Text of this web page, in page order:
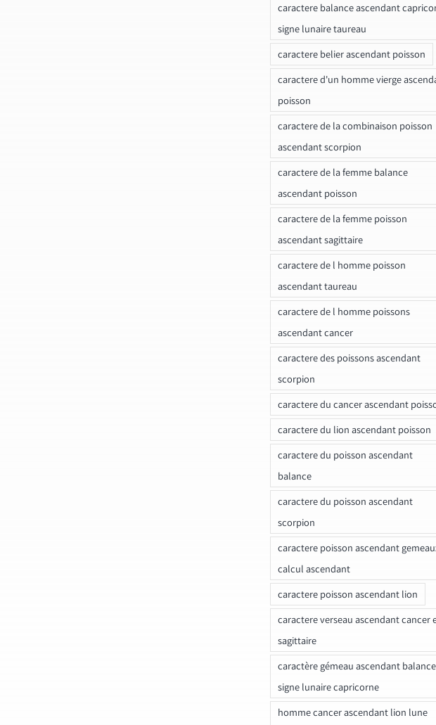
caractere balance ascendant
signe lunaire taureau
caractere belier ascendant poisson
caractere d'un homme vierge
poisson
caractere de la combinaison poisson
ascendant scorpion
caractere de la femme balance
ascendant poisson
caractere de la femme poisson
ascendant sagittaire
caractere de l homme poisson
ascendant taureau
caractere de l homme poissons
ascendant cancer
caractere des poissons ascendant
scorpion
caractere du cancer ascendant
caractere du lion ascendant poisson
caractere du poisson ascendant
balance
caractere du poisson ascendant
scorpion
caractere poisson ascendant
calcul ascendant
caractere poisson ascendant lion
caractere verseau ascendant cancer
sagittaire
caractère gémeau ascendant balance
signe lunaire capricorne
homme cancer ascendant lion lune